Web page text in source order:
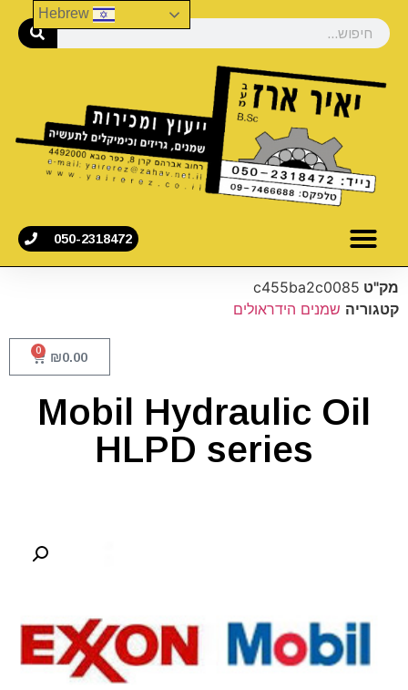
050-2318472
מק"ט c455ba2c0085
קטגוריה שמנים הידראולים
₪0.00
0
Mobil Hydraulic Oil
HLPD series
Hebrew